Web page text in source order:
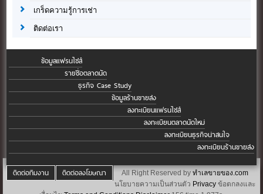
เกร็ดความรู้การเช่า
ติดต่อเรา
ข้อมูลแฟรนไชส์
รายชื่อตลาดนัด
ธุรกิจ Case Study
ข้อมูลร้านขายส่ง
ลงทะเบียนแฟรนไชส์
ลงทะเบียนตลาดนัดใหม่
ลงทะเบียนธุรกิจน่าสนใจ
ลงทะเบียนร้านขายส่ง
ติดต่อทีมงาน ติดต่อลงโฆษณา All Right Reserved by ทำเลขายของ.com
นโยบายความเป็นส่วนตัว Privacy ข้อตกลงและ